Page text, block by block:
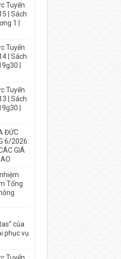
Tuyến
| Sách
1 |
Tuyến
| Sách
|
Tuyến
| Sách
|
ĐỨC
6/2026:
GIÁ
Tổng
của
phục vụ